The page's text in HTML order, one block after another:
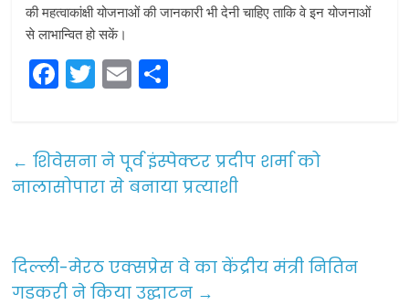
की महत्वाकांक्षी योजनाओं की जानकारी भी देनी चाहिए ताकि वे इन योजनाओं
से लाभान्वित हो सकें।
F
a
e
b
o
k
T
w
er
E
m
l e
← शिवेसना ने पूर्व इंस्पेक्टर प्रदीप शर्मा को
नालासोपारा से बनाया प्रत्याशी
दिल्ली-मेरठ एक्सप्रेस वे का केंद्रीय मंत्री नितिन
गडकरी ने किया उद्घाटन →